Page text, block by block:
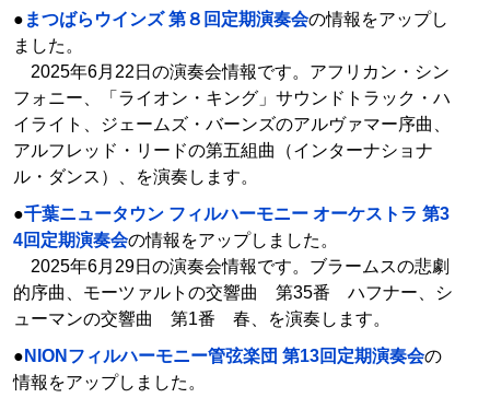
● まつばらウインズ 第８回定期演奏会の情報をアップし
ました。
2025年6月22日の演奏会情報です。アフリカン・シン
フォニー、「ライオン・キング」サウンドトラック・ハ
イライト、ジェームズ・バーンズのアルヴァマー序曲、
アルフレッド・リードの第五組曲（インターナショナ
ル・ダンス）、を演奏します。
●千葉ニュータウン フィルハーモニー オーケストラ 第3
4回定期演奏会の情報をアップしました。
2025年6月29日の演奏会情報です。ブラームスの悲劇
的序曲、モーツァルトの交響曲 第35番 ハフナー、シ
ューマンの交響曲 第1番 春、を演奏します。
● NIONフィルハーモニー管弦楽団 第13回定期演奏会の
情報をアップしました。